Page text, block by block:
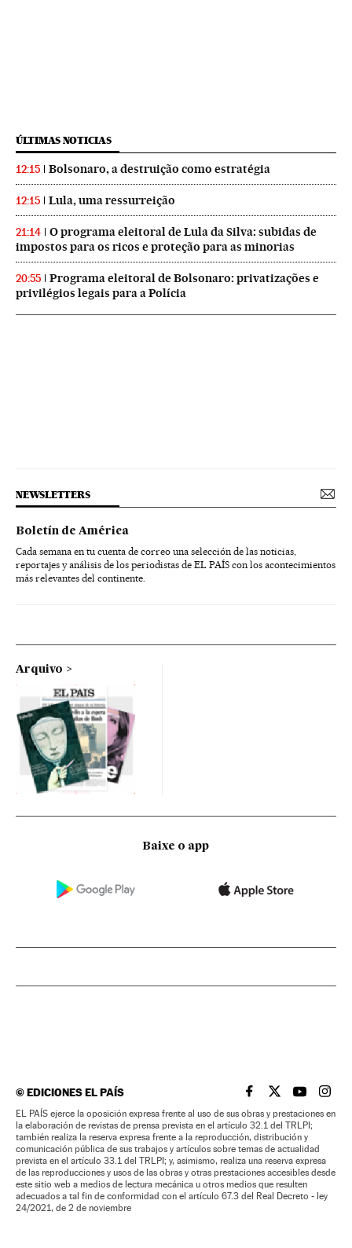
ÚLTIMAS NOTICIAS
12:15 Bolsonaro, a destruição como estratégia
12:15 Lula, uma ressurreição
21:14
O programa eleitoral de Lula da Silva: subidas de
impostos para os ricos e proteção para as minorias
20:55
Programa eleitoral de Bolsonaro: privatizações e
privilégios legais para a Polícia
NEWSLETTERS
Boletín de América
Cada semana en tu cuenta de correo una selección de las noticias,
reportajes y análisis de los periodistas de EL PAÍS con los acontecimientos
más relevantes del continente.
Arquivo
Baixe o app
©EDICIONES EL PAÍS EL PAÍS BRASIL EN
EL PAÍSEL PAÍS
EL
EL PAÍS ejerce la oposición expresa frente al uso de sus obras y prestaciones en
la elaboración de revistas de prensa prevista en el artículo 32.1 del TRLPI;
también realiza la reserva expresa frente a la reproducción, distribución y
comunicación pública de sus trabajos y artículos sobre temas de actualidad
prevista en el artículo 33.1 del TRLPI; y, asimismo, realiza una reserva expresa
de las reproducciones y usos de las obras y otras prestaciones accesibles desde
este sitio web a medios de lectura mecánica u otros medios que resulten
adecuados a tal fin de conformidad con el artículo 67.3 del Real Decreto - ley
24/2021, de 2 de noviembre